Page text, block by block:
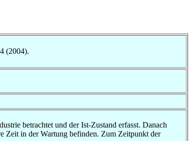
(2004).
betrachtet und der Ist-Zustand erfasst. Danach
Zeit in der Wartung befinden. Zum Zeitpunkt der